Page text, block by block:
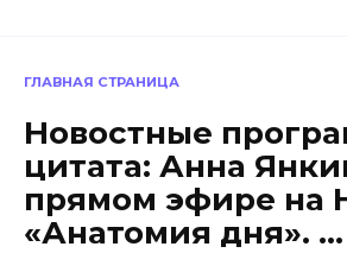
ГЛАВНАЯ СТРАНИЦА
Новостные
цитата: Анна
прямом эфире на
«Анатомия дня». …